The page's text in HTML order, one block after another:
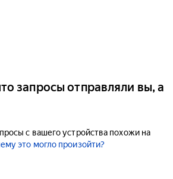
запросы отправляли вы, а
с вашего устройства похожи на
это могло произойти?